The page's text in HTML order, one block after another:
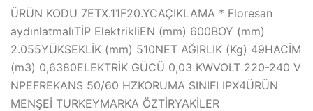
ÜRÜN KODU 7ETX.11F20.YCAÇIKLAMA * Floresan
aydınlatmalıTİP ElektrikliEN (mm) 600BOY (mm)
2.055YÜKSEKLİK (mm) 510NET AĞIRLIK (Kg) 49HACİM
(m3) 0,6380ELEKTRİK GÜCÜ 0,03 KWVOLT 220-240 V
NPEFREKANS 50/60 HZKORUMA SINIFI IPX4ÜRÜN
MENŞEİ TURKEYMARKA ÖZTİRYAKİLER